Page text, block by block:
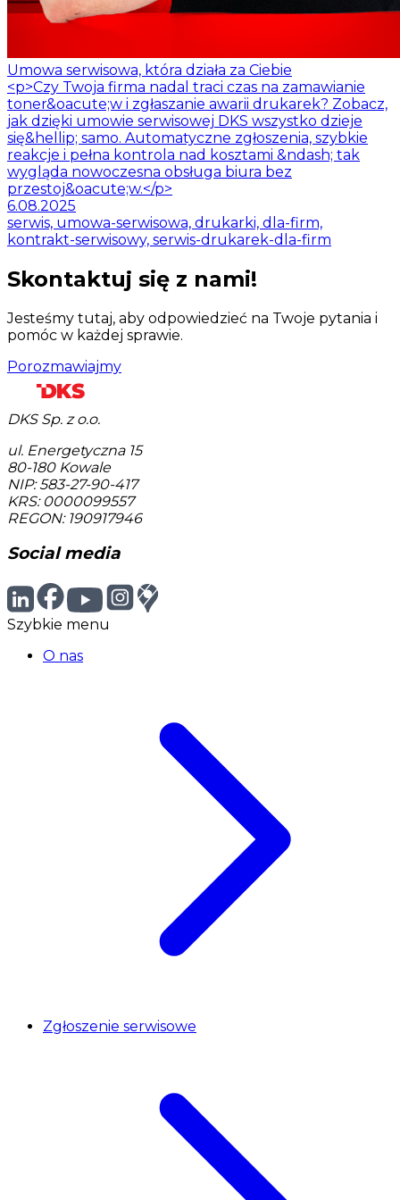
Umowa serwisowa, która działa za Ciebie
<p>Czy Twoja firma nadal traci czas na zamawianie
toner&oacute;w i zgłaszanie awarii drukarek? Zobacz,
jak dzięki umowie serwisowej DKS wszystko dzieje
się&hellip; samo. Automatyczne zgłoszenia, szybkie
reakcje i pełna kontrola nad kosztami &ndash; tak
wygląda nowoczesna obsługa biura bez
przestoj&oacute;w.</p>
6.08.2025
serwis, umowa-serwisowa, drukarki, dla-firm,
kontrakt-serwisowy, serwis-drukarek-dla-firm
Skontaktuj się z nami!
Jesteśmy tutaj, aby odpowiedzieć na Twoje pytania i
pomóc w każdej sprawie.
Porozmawiajmy
DKS Sp. z o.o.
ul. Energetyczna 15
80-180 Kowale
NIP: 583-27-90-417
KRS: 0000099557
REGON: 190917946
Social media
Szybkie menu
O nas
Zgłoszenie serwisowe